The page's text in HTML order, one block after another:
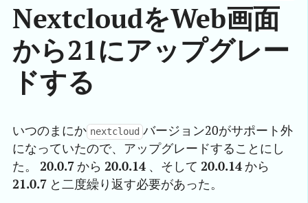
NextcloudをWeb画面
から21にアップグレー
ドする
いつのまにか nextcloud バージョン20がサポート外
になっていたので、アップグレードすることにし
た。 20.0.7から 20.0.14 、そして 20.0.14から
21.0.7 と二度繰り返す必要があった。